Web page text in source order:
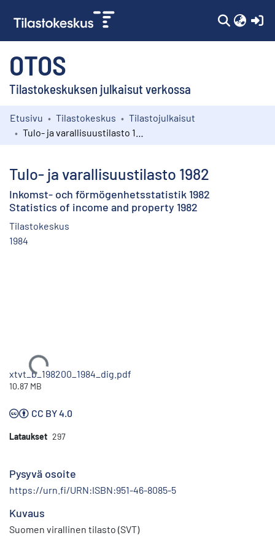
OTOS
Tilastokeskuksen julkaisut verkossa
Kokoelmat
Etusivu Tilastokeskus
Tilastojulkaisut
Tulo- ja varallisuustilasto 1982
Inkomst- och förmögenhetsstatistik 1982
Statistics of income and property 1982
Tilastokeskus
1984
Ladataan...
xtvt_b_198200_1984_dig.pdf
10.87 MB
CC BY 4.0
Lataukset 297
Pysyvä osoite
https://urn.fi/URN:ISBN:951-46-8085-5
Kuvaus
Suomen virallinen tilasto (SVT)